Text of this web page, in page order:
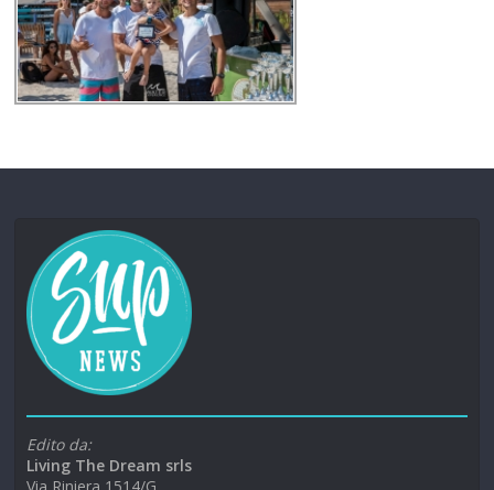
Edito da:
Living The Dream srls